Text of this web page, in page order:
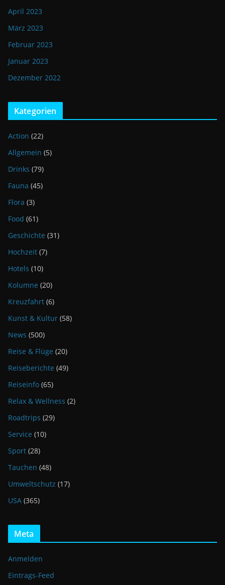
April 2023
März 2023
Februar 2023
Januar 2023
Dezember 2022
Kategorien
Action (22)
Allgemein (5)
Drinks (79)
Fauna (45)
Flora (3)
Food (61)
Geschichte (31)
Hochzeit (7)
Hotels (10)
Kolumne (20)
Kreuzfahrt (6)
Kunst & Kultur (58)
News (500)
Reise & Flüge (20)
Reiseberichte (49)
Reiseinfo (65)
Relax & Wellness (2)
Roadtrips (29)
Service (10)
Sport (28)
Tauchen (48)
Umweltschutz (17)
USA (365)
Meta
Anmelden
Eintrags-Feed